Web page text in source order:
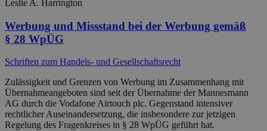
Leslie A. Harrington
Werbung und Missstand bei der Werbung gemäß
§ 28 WpÜG
Schriften zum Handels- und Gesellschaftsrecht
Zulässigkeit und Grenzen von Werbung im Zusammenhang mit
Übernahmeangeboten sind seit der Übernahme der Mannesmann
AG durch die Vodafone Airtouch plc. Gegenstand intensiver
rechtlicher Auseinandersetzung, die insbesondere zur jetzigen
Regelung des Fragenkreises in § 28 WpÜG geführt hat.